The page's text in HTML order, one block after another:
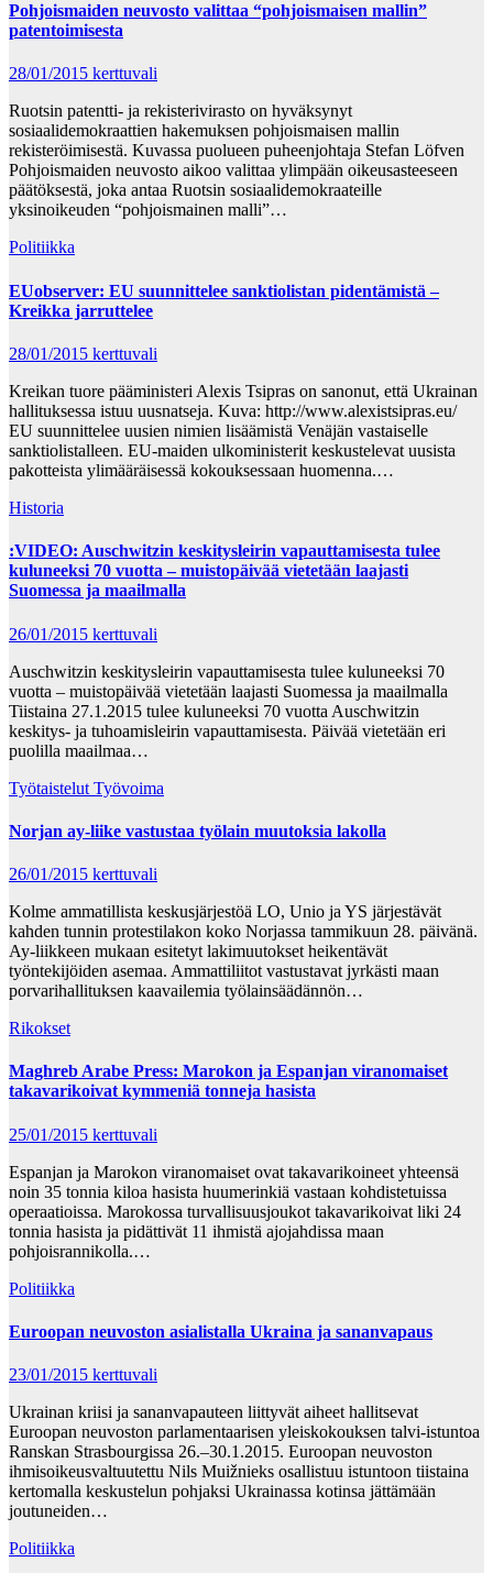
Pohjoismaiden neuvosto valittaa “pohjoismaisen mallin”
patentoimisesta
28/01/2015 kerttuvali
Ruotsin patentti- ja rekisterivirasto on hyväksynyt
sosiaalidemokraattien hakemuksen pohjoismaisen mallin
rekisteröimisestä. Kuvassa puolueen puheenjohtaja Stefan Löfven
Pohjoismaiden neuvosto aikoo valittaa ylimpään oikeusasteeseen
päätöksestä, joka antaa Ruotsin sosiaalidemokraateille
yksinoikeuden “pohjoismainen malli”…
Politiikka
EUobserver: EU suunnittelee sanktiolistan pidentämistä –
Kreikka jarruttelee
28/01/2015 kerttuvali
Kreikan tuore pääministeri Alexis Tsipras on sanonut, että Ukrainan
hallituksessa istuu uusnatseja. Kuva: http://www.alexistsipras.eu/
EU suunnittelee uusien nimien lisäämistä Venäjän vastaiselle
sanktiolistalleen. EU-maiden ulkoministerit keskustelevat uusista
pakotteista ylimääräisessä kokouksessaan huomenna.…
Historia
:VIDEO: Auschwitzin keskitysleirin vapauttamisesta tulee
kuluneeksi 70 vuotta – muistopäivää vietetään laajasti
Suomessa ja maailmalla
26/01/2015 kerttuvali
Auschwitzin keskitysleirin vapauttamisesta tulee kuluneeksi 70
vuotta – muistopäivää vietetään laajasti Suomessa ja maailmalla
Tiistaina 27.1.2015 tulee kuluneeksi 70 vuotta Auschwitzin
keskitys- ja tuhoamisleirin vapauttamisesta. Päivää vietetään eri
puolilla maailmaa…
Työtaistelut Työvoima
Norjan ay-liike vastustaa työlain muutoksia lakolla
26/01/2015 kerttuvali
Kolme ammatillista keskusjärjestöä LO, Unio ja YS järjestävät
kahden tunnin protestilakon koko Norjassa tammikuun 28. päivänä.
Ay-liikkeen mukaan esitetyt lakimuutokset heikentävät
työntekijöiden asemaa. Ammattiliitot vastustavat jyrkästi maan
porvarihallituksen kaavailemia työlainsäädännön…
Rikokset
Maghreb Arabe Press: Marokon ja Espanjan viranomaiset
takavarikoivat kymmeniä tonneja hasista
25/01/2015 kerttuvali
Espanjan ja Marokon viranomaiset ovat takavarikoineet yhteensä
noin 35 tonnia kiloa hasista huumerinkiä vastaan kohdistetuissa
operaatioissa. Marokossa turvallisuusjoukot takavarikoivat liki 24
tonnia hasista ja pidättivät 11 ihmistä ajojahdissa maan
pohjoisrannikolla.…
Politiikka
Euroopan neuvoston asialistalla Ukraina ja sananvapaus
23/01/2015 kerttuvali
Ukrainan kriisi ja sananvapauteen liittyvät aiheet hallitsevat
Euroopan neuvoston parlamentaarisen yleiskokouksen talvi-istuntoa
Ranskan Strasbourgissa 26.–30.1.2015. Euroopan neuvoston
ihmisoikeusvaltuutettu Nils Muižnieks osallistuu istuntoon tiistaina
kertomalla keskustelun pohjaksi Ukrainassa kotinsa jättämään
joutuneiden…
Politiikka